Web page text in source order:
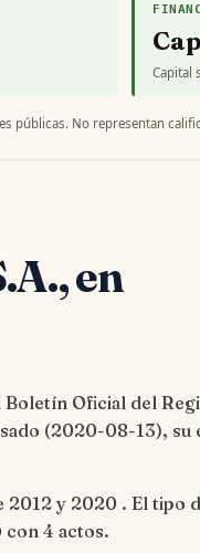
Capital
públicas. No representan
en
Boletín Oficial del
(2020-08-13), su
2012 y 2020 . El tipo
con 4 actos.